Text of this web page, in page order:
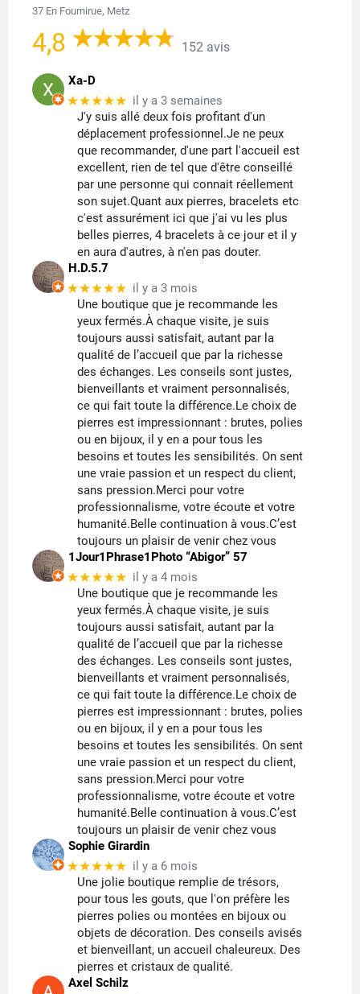
37 En Fournirue, Metz
4,8 152 avis
Xa-D
★★★★★ il y a 3 semaines
J'y suis allé deux fois profitant d'un
déplacement professionnel.Je ne peux
que recommander, d'une part l'accueil est
excellent, rien de tel que d'être conseillé
par une personne qui connait réellement
son sujet.Quant aux pierres, bracelets etc
c'est assurément ici que j'ai vu les plus
belles pierres, 4 bracelets à ce jour et il y
en aura d'autres, à n'en pas douter.
H.D.5.7
★★★★★ il y a 3 mois
Une boutique que je recommande les
yeux fermés.À chaque visite, je suis
toujours aussi satisfait, autant par la
qualité de l’accueil que par la richesse
des échanges. Les conseils sont justes,
bienveillants et vraiment personnalisés,
ce qui fait toute la différence.Le choix de
pierres est impressionnant : brutes, polies
ou en bijoux, il y en a pour tous les
besoins et toutes les sensibilités. On sent
une vraie passion et un respect du client,
sans pression.Merci pour votre
professionnalisme, votre écoute et votre
humanité.Belle continuation à vous.C’est
toujours un plaisir de venir chez vous
1Jour1Phrase1Photo “Abigor” 57
★★★★★ il y a 4 mois
Une boutique que je recommande les
yeux fermés.À chaque visite, je suis
toujours aussi satisfait, autant par la
qualité de l’accueil que par la richesse
des échanges. Les conseils sont justes,
bienveillants et vraiment personnalisés,
ce qui fait toute la différence.Le choix de
pierres est impressionnant : brutes, polies
ou en bijoux, il y en a pour tous les
besoins et toutes les sensibilités. On sent
une vraie passion et un respect du client,
sans pression.Merci pour votre
professionnalisme, votre écoute et votre
humanité.Belle continuation à vous.C’est
toujours un plaisir de venir chez vous
Sophie Girardin
★★★★★ il y a 6 mois
Une jolie boutique remplie de trésors,
pour tous les gouts, que l'on préfère les
pierres polies ou montées en bijoux ou
objets de décoration. Des conseils avisés
et bienveillant, un accueil chaleureux. Des
pierres et cristaux de qualité.
Axel Schilz